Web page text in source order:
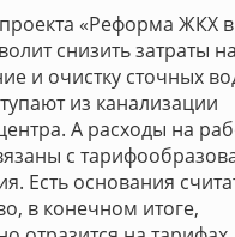
«Реформа ЖКХ в
снизить затраты на
и очистку сточных
из канализации
А расходы на
с
Есть основания
в конечном итоге,